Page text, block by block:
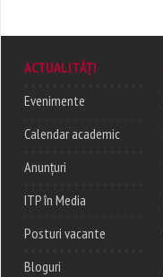
ACTUALITĂȚI
Evenimente
Calendar academic
Anunțuri
ITP în Media
Posturi vacante
Bloguri